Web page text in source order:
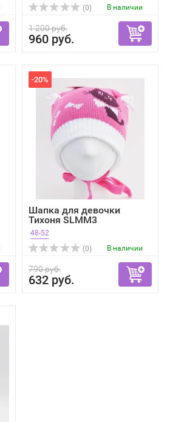
(0)
В наличии
1 200 руб.
960 руб.
-20%
Шапка для девочки
Тихоня SLMM3
48-52
(0)
В наличии
790 руб.
632 руб.